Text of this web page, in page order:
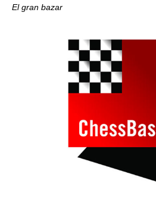
El gran bazar